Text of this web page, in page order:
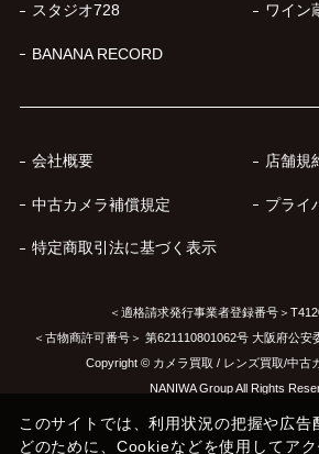
スタジオ728 ワイン
BANANA RECORD
会社概要 店舗規
中古カメラ補償規定 プライ
特定商取引法に基づく表示
＜適格請求発行事業者登録番号＞
＜古物商許可番号＞ 第621110801062号 大阪府公安
Copyright © カメラ買取 / レンズ買取/中古
NANIWA Group All Rights
このサイトでは、利用状況の把握や広告
どのために、Cookieなどを使用してアク